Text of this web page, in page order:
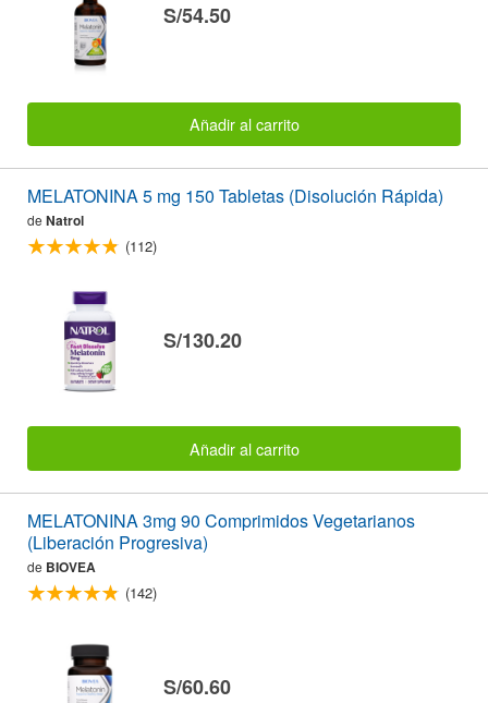
S/54.50
Añadir al carrito
MELATONINA 5 mg 150 Tabletas (Disolución Rápida)
de Natrol
(112)
S/130.20
Añadir al carrito
MELATONINA 3mg 90 Comprimidos Vegetarianos
(Liberación Progresiva)
de BIOVEA
(142)
S/60.60